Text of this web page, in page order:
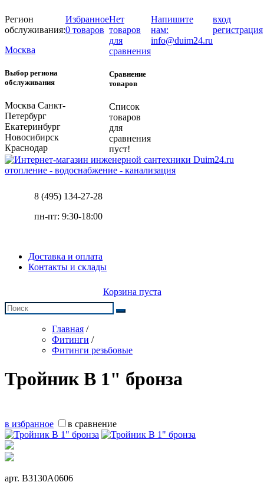
Регион
обслуживания:
Москва
Выбор региона
обслуживания
Москва Санкт-
Петербург
Екатеринбург
Новосибирск
Краснодар
Избранное
0 товаров
Нет
товаров
для
сравнения
Сравнение
товаров
Список
товаров
для
сравнения
пуст!
Напишите
нам:
info@duim24.ru
вход
регистрация
отопление - водоснабжение - канализация
8 (495) 134-27-28
пн-пт: 9:30-18:00
Доставка и оплата
Контакты и склады
Корзина пуста
Главная /
Фитинги /
Фитинги резьбовые
Тройник В 1" бронза
в избранное в сравнение
арт. B3130A0606